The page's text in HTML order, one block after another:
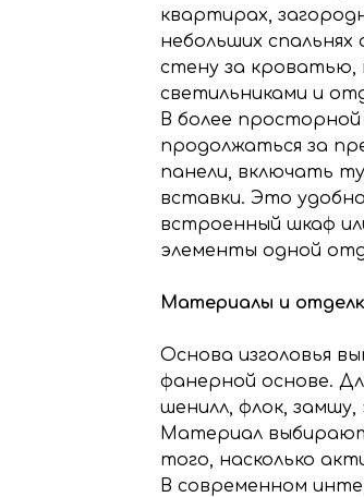
квартирах,
небольших
стену за кроватью,
светильниками и
В более
продолжаться за
панели, включать
вставки. Это
встроенный шкаф
элементы одной
Материалы и
Основа изголовья
фанерной основе.
шенилл, флок,
Материал
того, насколько
В современном